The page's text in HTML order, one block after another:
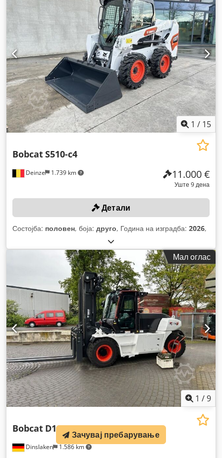
1 / 15
Deinze 1.739 km
BobcatS510-c4
11.000 €
Уште 9 дена
Детали
Состојба: половен, боја: друго, Година на изградба: 2026,
Мал оглас
1 /9
Dinslaken 1.586 km
Bobcat D160S-9
Зачувај пребарување